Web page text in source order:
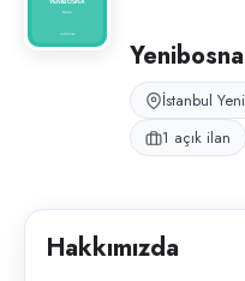
İstanbul
1 açık ilan
Hakkımızda